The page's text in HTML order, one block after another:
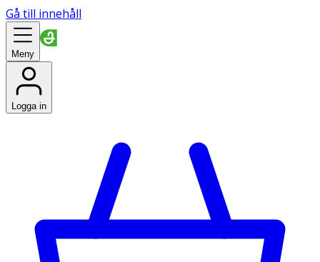
Gå till innehåll
Meny
Logga in